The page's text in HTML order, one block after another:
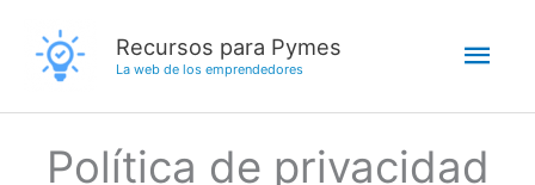
contenido
Recursos para Pymes
La web de los emprendedores
Política de privacidad